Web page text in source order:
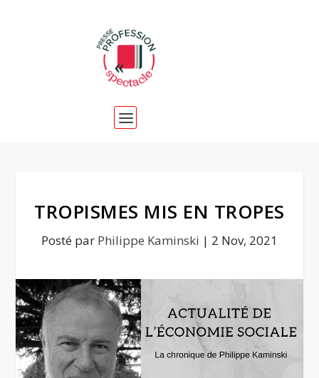
TROPISMES MIS EN TROPES
Posté par Philippe Kaminski | 2 Nov, 2021